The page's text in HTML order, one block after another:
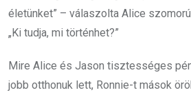
életünket” – válaszolta Alice
„Ki tudja, mi történhet?”
Mire Alice és Jason tisztességes
jobb otthonuk lett, Ronnie-t mások